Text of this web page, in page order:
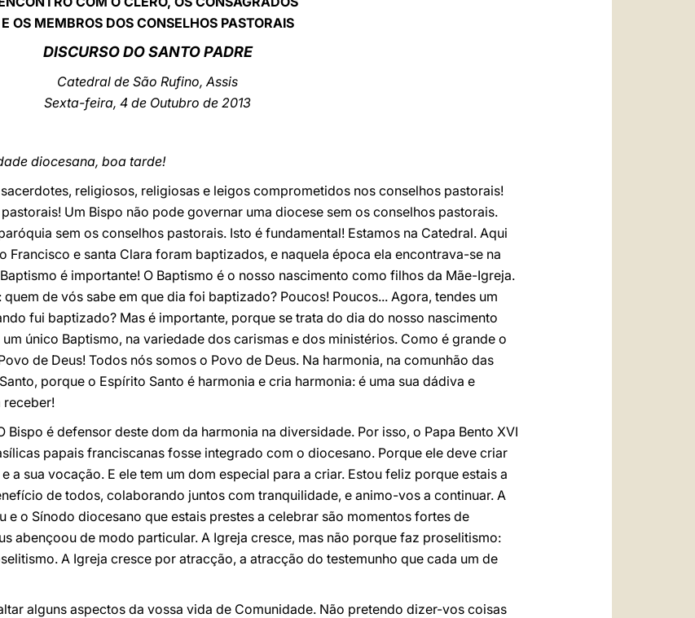
E OS MEMBROS DOS CONSELHOS PASTORAIS
DISCURSO DO SANTO PADRE
Catedral de São Rufino, Assis
Sexta-feira, 4 de Outubro de 2013
diocesana, boa tarde!
religiosos, religiosas e leigos comprometidos nos conselhos pastorais!
Um Bispo não pode governar uma diocese sem os conselhos pastorais.
sem os conselhos pastorais. Isto é fundamental! Estamos na Catedral. Aqui
Francisco e santa Clara foram baptizados, e naquela época ela encontrava-se na
é importante! O Baptismo é o nosso nascimento como filhos da Mãe-Igreja.
de vós sabe em que dia foi baptizado? Poucos! Poucos... Agora, tendes um
fui baptizado? Mas é importante, porque se trata do dia do nosso nascimento
único Baptismo, na variedade dos carismas e dos ministérios. Como é grande o
de Deus! Todos nós somos o Povo de Deus. Na harmonia, na comunhão das
porque o Espírito Santo é harmonia e cria harmonia: é uma sua dádiva e
receber!
Bispo é defensor deste dom da harmonia na diversidade. Por isso, o Papa Bento XVI
papais franciscanas fosse integrado com o diocesano. Porque ele deve criar
a sua vocação. E ele tem um dom especial para a criar. Estou feliz porque estais a
de todos, colaborando juntos com tranquilidade, e animo-vos a continuar. A
e o Sínodo diocesano que estais prestes a celebrar são momentos fortes de
abençoou de modo particular. A Igreja cresce, mas não porque faz proselitismo:
A Igreja cresce por atracção, a atracção do testemunho que cada um de
alguns aspectos da vossa vida de Comunidade. Não pretendo dizer-vos coisas